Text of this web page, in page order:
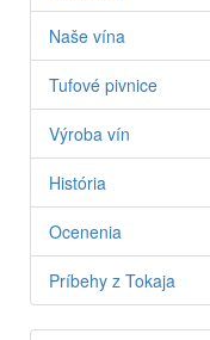
Naše vína
Tufové pivnice
Výroba vín
História
Ocenenia
Príbehy z Tokaja